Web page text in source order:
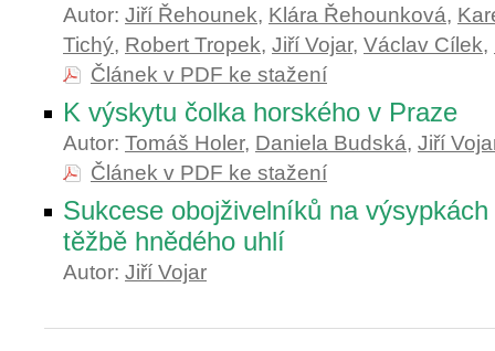
Autor: Jiří Řehounek, Klára Řehounková,
Tichý, Robert Tropek, Jiří Vojar, Václav Cílek,
Článek v PDF ke stažení
K výskytu čolka horského v Praze
Autor: Tomáš Holer, Daniela Budská, Jiří
Článek v PDF ke stažení
Sukcese obojživelníků na
těžbě hnědého uhlí
Autor: Jiří Vojar